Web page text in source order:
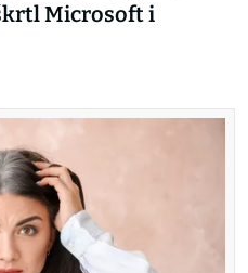
Microsoft i